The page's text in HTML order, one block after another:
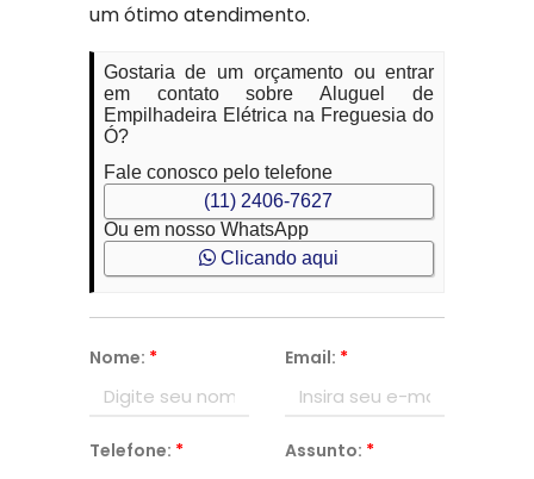
um ótimo atendimento.
Gostaria de um orçamento ou entrar
em contato sobre Aluguel de
Empilhadeira Elétrica na Freguesia do
Ó?
Fale conosco pelo telefone
(11) 2406-7627
Ou em nosso WhatsApp
Clicando aqui
Nome: * Email: *
Telefone: * Assunto: *